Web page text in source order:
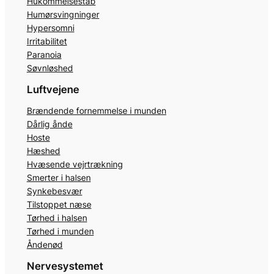
Humørsvingninger
Hypersomni
Irritabilitet
Paranoia
Søvnløshed
Luftvejene
Brændende fornemmelse i munden
Dårlig ånde
Hoste
Hæshed
Hvæsende vejrtrækning
Smerter i halsen
Synkebesvær
Tilstoppet næse
Tørhed i halsen
Tørhed i munden
Åndenød
Nervesystemet